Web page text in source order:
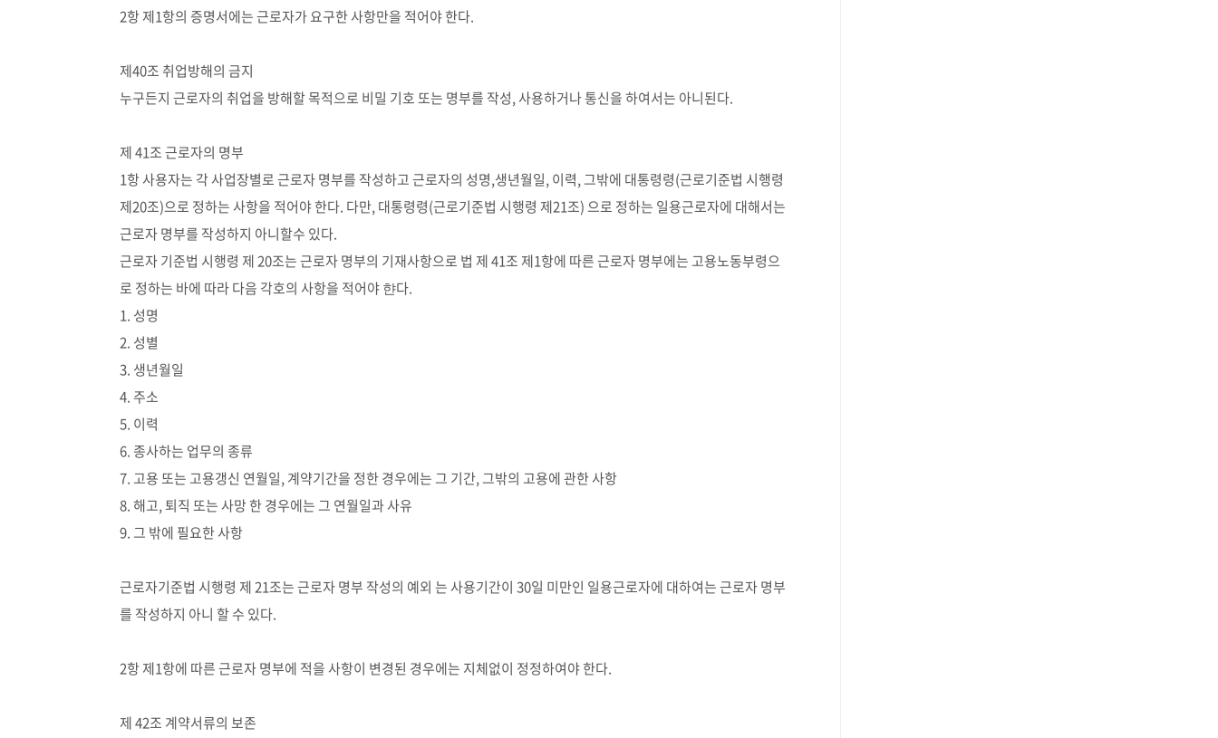
2항 제1항의 증명서에는 근로자가 요구한 사항만을 적어야 한다.
제40조 취업방해의 금지
누구든지 근로자의 취업을 방해할 목적으로 비밀 기호 또는 명부를 작성, 사용하거나 통신을 하여서는 아니된다.
제 41조 근로자의 명부
1항 사용자는 각 사업장별로 근로자 명부를 작성하고 근로자의 성명,생년월일, 이력, 그밖에 대통령령(근로기준법 시행령
제20조)으로 정하는 사항을 적어야 한다. 다만, 대통령령(근로기준법 시행령 제21조) 으로 정하는 일용근로자에 대해서는
근로자 명부를 작성하지 아니할수 있다.
근로자 기준법 시행령 제 20조는 근로자 명부의 기재사항으로 법 제 41조 제1항에 따른 근로자 명부에는 고용노동부령으
로 정하는 바에 따라 다음 각호의 사항을 적어야 햔다.
1. 성명
2. 성별
3. 생년월일
4. 주소
5. 이력
6. 종사하는 업무의 종류
7. 고용 또는 고용갱신 연월일, 계약기간을 정한 경우에는 그 기간, 그밖의 고용에 관한 사항
8. 해고, 퇴직 또는 사망 한 경우에는 그 연월일과 사유
9. 그 밖에 필요한 사항
근로자기준법 시행령 제 21조는 근로자 명부 작성의 예외 는 사용기간이 30일 미만인 일용근로자에 대하여는 근로자 명부
를 작성하지 아니 할 수 있다.
2항 제1항에 따른 근로자 명부에 적을 사항이 변경된 경우에는 지체없이 정정하여야 한다.
제 42조 계약서류의 보존